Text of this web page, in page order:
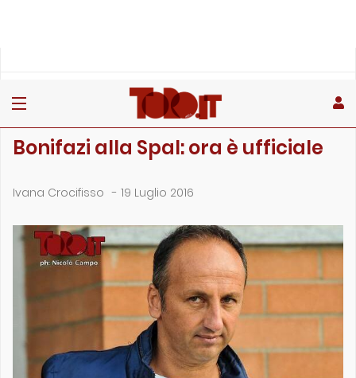
Bonifazi alla Spal: ora è ufficiale
Ivana Crocifisso - 19 Luglio 2016